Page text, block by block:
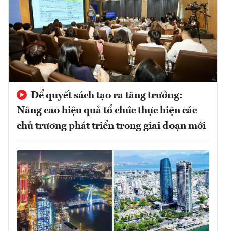
Để quyết sách tạo ra tăng trưởng:
Nâng cao hiệu quả tổ chức thực hiện các
chủ trương phát triển trong giai đoạn mới